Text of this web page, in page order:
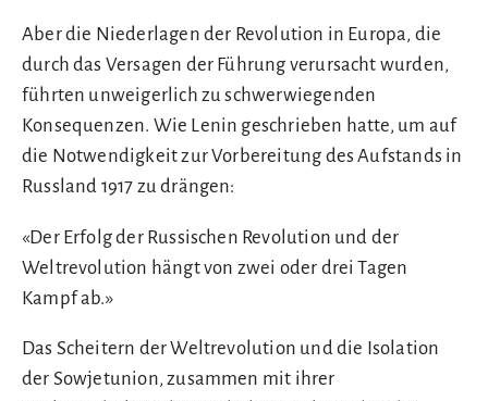
Aber die Niederlagen der Revolution in Europa, die
durch das Versagen der Führung verursacht wurden,
führten unweigerlich zu schwerwiegenden
Konsequenzen. Wie Lenin geschrieben hatte, um auf
die Notwendigkeit zur Vorbereitung des Aufstands in
Russland 1917 zu drängen:
«Der Erfolg der Russischen Revolution und der
Weltrevolution hängt von zwei oder drei Tagen
Kampf ab.»
Das Scheitern der Weltrevolution und die Isolation
der Sowjetunion, zusammen mit ihrer